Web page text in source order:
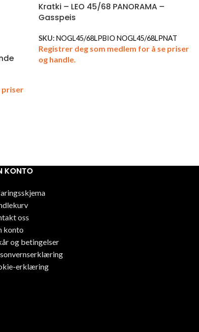
priser
Kratki – LEO 45/68 PANORAMA –
Gasspeis
SKU: NOGL45/68LPBIO NOGL45/68LPNAT
Registrer deg som medlem for å se priser
og handle.
KONTO
oss
konto
og betingelser
erklæring